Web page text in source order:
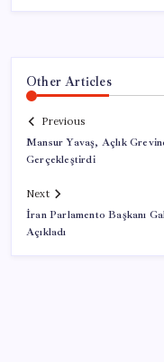
Other Articles
Previous
Mansur Yavaş, Açlık
Gerçekleştirdi
Next
İran Parlamento Başkanı
Açıkladı